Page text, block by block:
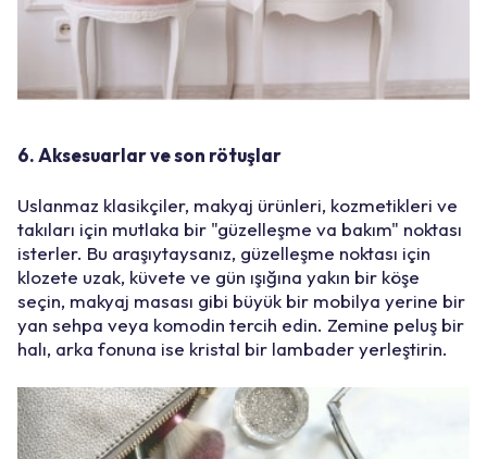
6. Aksesuarlar ve son rötuşlar
Uslanmaz klasikçiler, makyaj ürünleri, kozmetikleri ve
takıları için mutlaka bir "güzelleşme va bakım" noktası
isterler. Bu araşıytaysanız, güzelleşme noktası için
klozete uzak, küvete ve gün ışığına yakın bir köşe
seçin, makyaj masası gibi büyük bir mobilya yerine bir
yan sehpa veya komodin tercih edin. Zemine peluş bir
halı, arka fonuna ise kristal bir lambader yerleştirin.